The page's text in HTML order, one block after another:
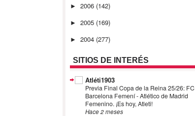
► 2006 (142)
► 2005 (169)
► 2004 (277)
SITIOS DE INTERÉS
Atléti1903
Previa Final Copa de la Reina 25/26: FC
Barcelona Femení - Atlético de Madrid
Femenino. ¡Es hoy, Atleti!
Hace 2 meses